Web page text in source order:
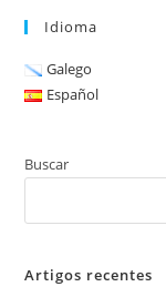
Idioma
Galego
Español
Buscar
Artigos recentes